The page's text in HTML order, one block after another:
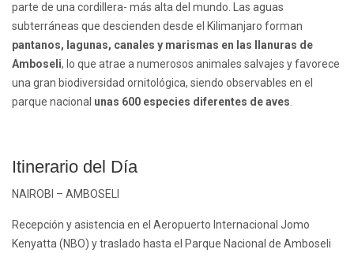
parte de una cordillera- más alta del mundo. Las aguas
subterráneas que descienden desde el Kilimanjaro forman
pantanos, lagunas, canales y marismas en las llanuras de
Amboseli, lo que atrae a numerosos animales salvajes y favorece
una gran biodiversidad ornitológica, siendo observables en el
parque nacional unas 600 especies diferentes de aves.
Itinerario del Día
NAIROBI – AMBOSELI
Recepción y asistencia en el Aeropuerto Internacional Jomo
Kenyatta (NBO) y traslado hasta el Parque Nacional de Amboseli